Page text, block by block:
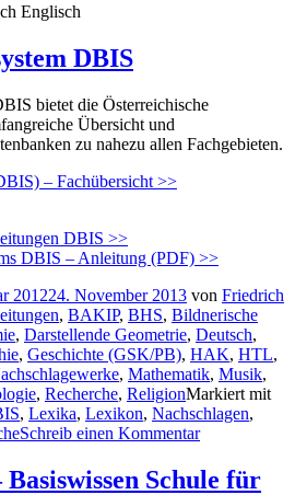
Englisch
DBIS
bietet die Österreichische
Übersicht und
zu nahezu allen Fachgebieten.
– Fachübersicht >>
DBIS >>
DBIS – Anleitung (PDF) >>
201224. November 2013 von Friedrich
, BAKIP, BHS, Bildnerische
, Darstellende Geometrie, Deutsch,
, Geschichte (GSK/PB), HAK, HTL,
, Mathematik, Musik,
, Recherche, ReligionMarkiert mit
, Lexika, Lexikon, Nachschlagen,
Schreib einen Kommentar
Schule für